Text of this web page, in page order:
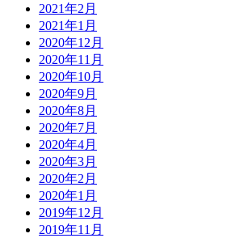
2021年2月
2021年1月
2020年12月
2020年11月
2020年10月
2020年9月
2020年8月
2020年7月
2020年4月
2020年3月
2020年2月
2020年1月
2019年12月
2019年11月